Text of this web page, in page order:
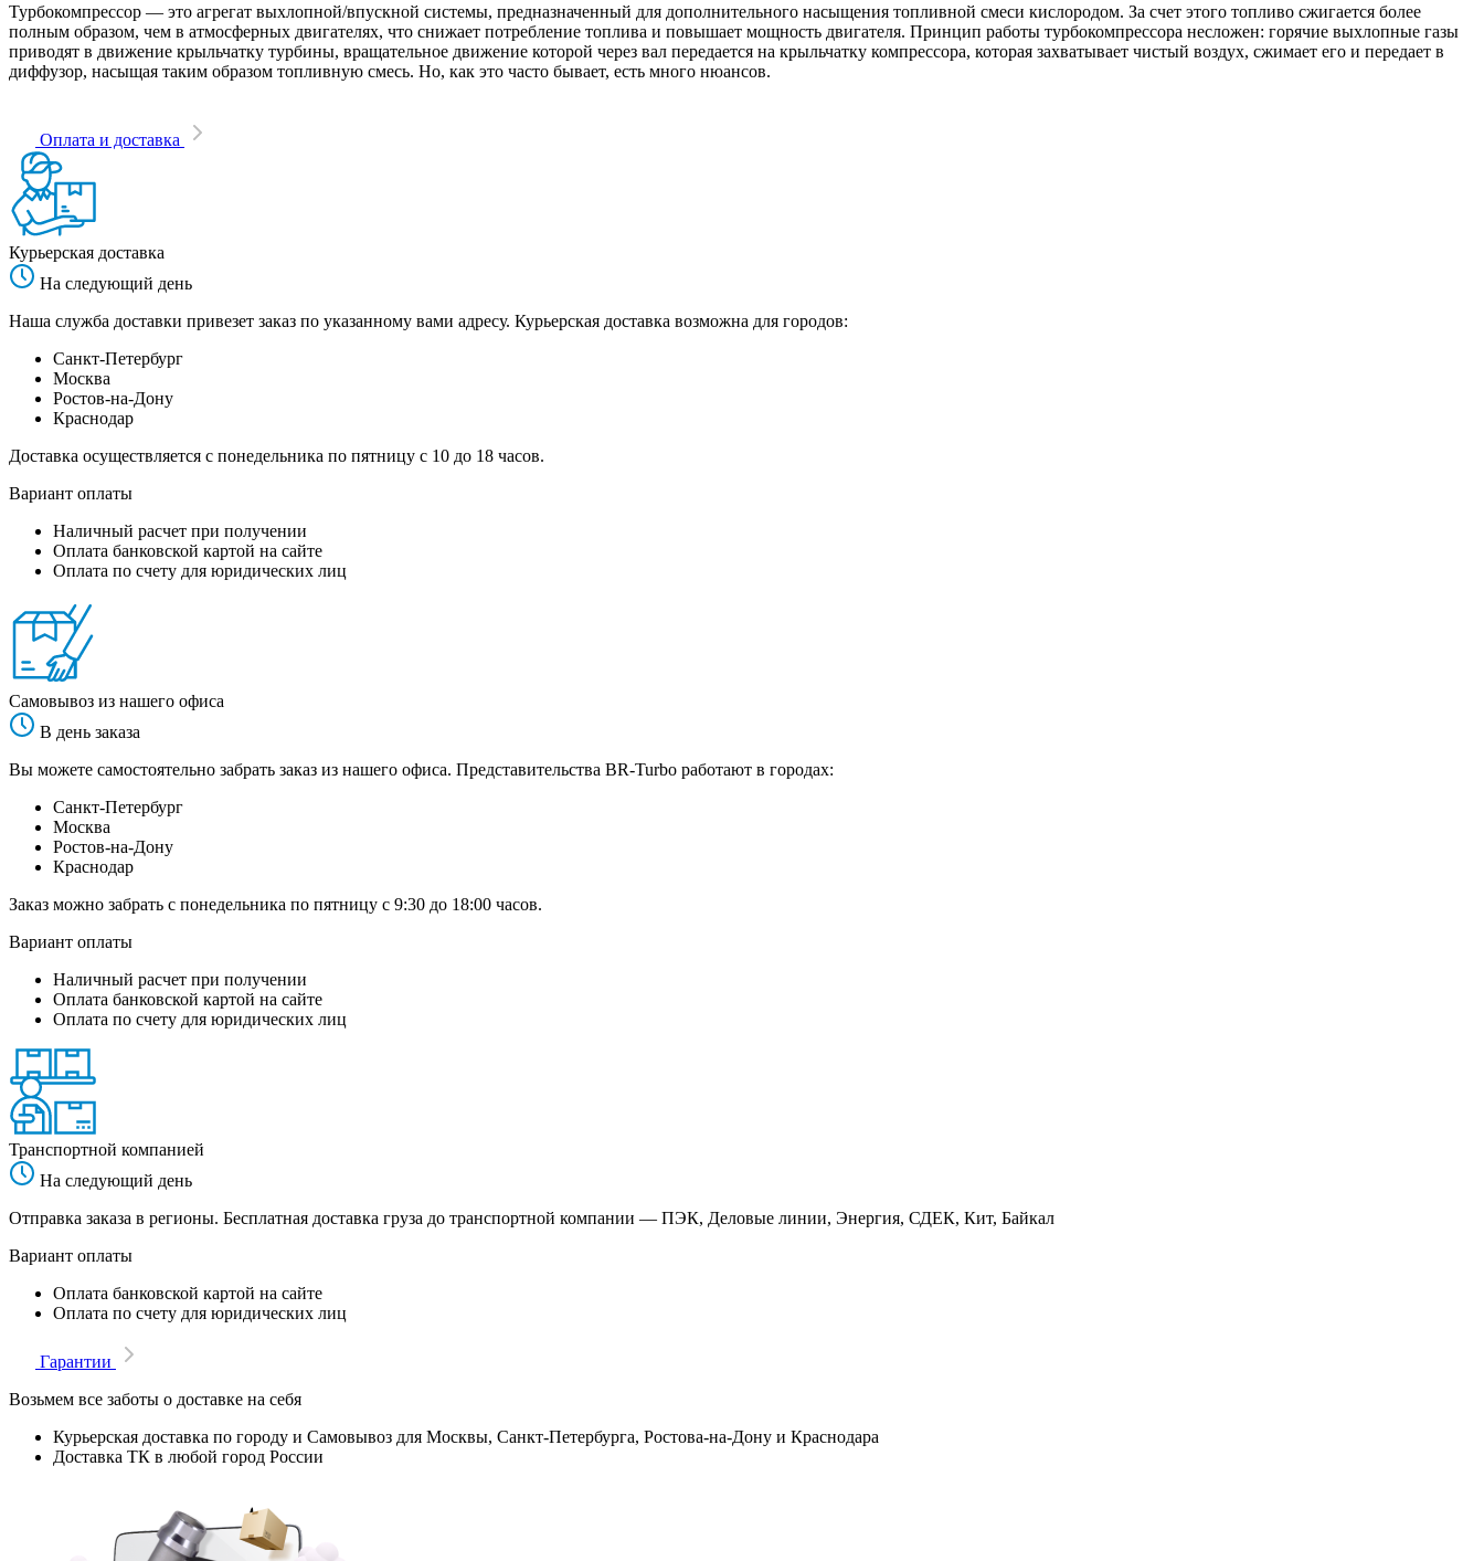
Турбокомпрессор — это агрегат выхлопной/впускной системы, предназначенный для дополнительного насыщения топливной смеси кислородом. За счет этого топливо сжигается более
полным образом, чем в атмосферных двигателях, что снижает потребление топлива и повышает мощность двигателя. Принцип работы турбокомпрессора несложен: горячие выхлопные газы
приводят в движение крыльчатку турбины, вращательное движение которой через вал передается на крыльчатку компрессора, которая захватывает чистый воздух, сжимает его и передает в
диффузор, насыщая таким образом топливную смесь. Но, как это часто бывает, есть много нюансов.
Оплата и доставка
Курьерская доставка
На следующий день
Наша служба доставки привезет заказ по указанному вами адресу. Курьерская доставка возможна для городов:
Санкт-Петербург
Москва
Ростов-на-Дону
Краснодар
Доставка осуществляется с понедельника по пятницу с 10 до 18 часов.
Вариант оплаты
Наличный расчет при получении
Оплата банковской картой на сайте
Оплата по счету для юридических лиц
Самовывоз из нашего офиса
В день заказа
Вы можете самостоятельно забрать заказ из нашего офиса. Представительства BR-Turbo работают в городах:
Санкт-Петербург
Москва
Ростов-на-Дону
Краснодар
Заказ можно забрать с понедельника по пятницу с 9:30 до 18:00 часов.
Вариант оплаты
Наличный расчет при получении
Оплата банковской картой на сайте
Оплата по счету для юридических лиц
Транспортной компанией
На следующий день
Отправка заказа в регионы. Бесплатная доставка груза до транспортной компании — ПЭК, Деловые линии, Энергия, СДЕК, Кит, Байкал
Вариант оплаты
Оплата банковской картой на сайте
Оплата по счету для юридических лиц
Гарантии
Возьмем все заботы о доставке на себя
Курьерская доставка по городу и Самовывоз для Москвы, Санкт-Петербурга, Ростова-на-Дону и Краснодара
Доставка ТК в любой город России